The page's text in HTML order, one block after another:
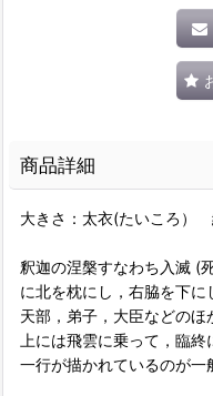
商品詳細
大きさ：太衣(たいころ
釈迦の涅槃すなわち入滅 (
に北を枕にし，右脇を下に
天部，弟子，大臣などの
上には飛雲に乗って，臨
一行が描かれているのが一